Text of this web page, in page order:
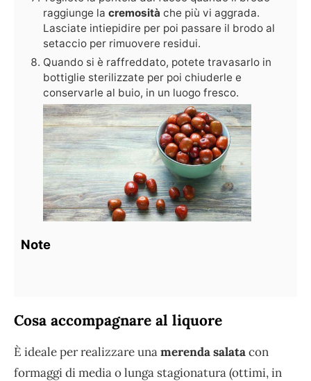
raggiunge la cremosità che più vi aggrada.
Lasciate intiepidire per poi passare il brodo al
setaccio per rimuovere residui.
Quando si è raffreddato, potete travasarlo in
bottiglie sterilizzate per poi chiuderle e
conservarle al buio, in un luogo fresco.
Note
Cosa accompagnare al liquore
È ideale per realizzare unamerenda salatacon
formaggi di media o lunga stagionatura (ottimi, in